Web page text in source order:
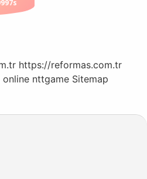
https://reformas.com.tr
online nttgame Sitemap